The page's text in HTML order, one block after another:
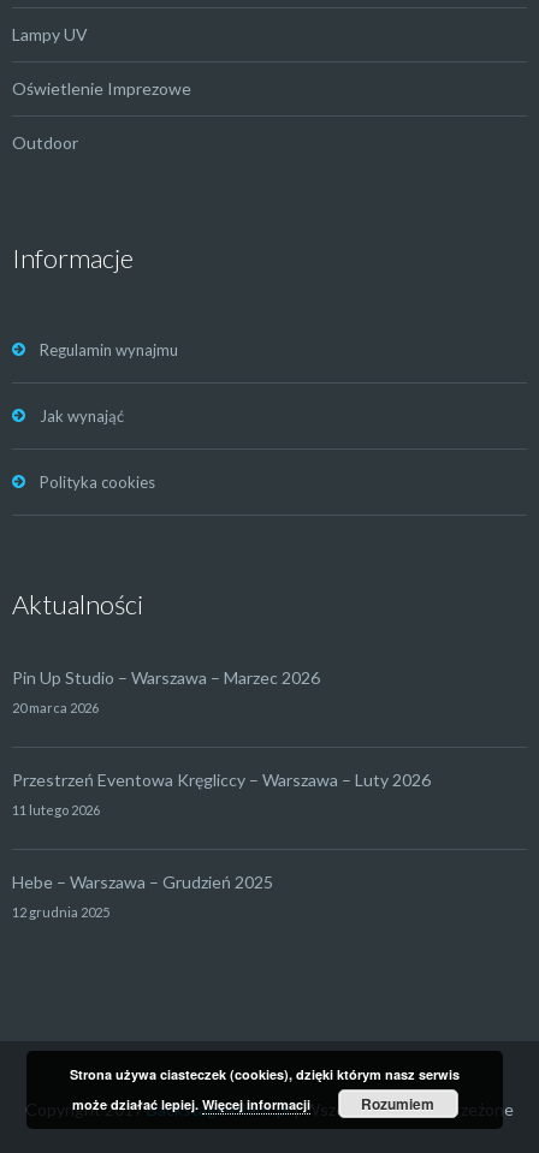
Lampy UV
Oświetlenie Imprezowe
Outdoor
Informacje
Regulamin wynajmu
Jak wynająć
Polityka cookies
Aktualności
Pin Up Studio – Warszawa – Marzec 2026
20 marca 2026
Przestrzeń Eventowa Kręgliccy – Warszawa – Luty 2026
11 lutego 2026
Hebe – Warszawa – Grudzień 2025
12 grudnia 2025
Copyright 2017Backstage4Rent.pl| Wszelkie prawa zastrzeżone
Strona używa ciasteczek (cookies), dzięki którym nasz serwis
może działać lepiej.Więcej informacji Rozumiem